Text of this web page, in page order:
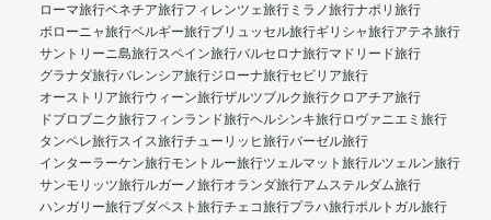
ローマ旅行ベネチア旅行フィレンツェ旅行 ミラノ旅行ナポリ旅行
ボローニャ旅行ベルギー旅行ブリュッセル旅行ギリシャ旅行アテネ旅行
サントリーニ島旅行スペイン旅行バルセロナ旅行マドリード旅行
グラナダ旅行バレンシア旅行ジローナ旅行セビリア旅行
オーストリア旅行ウィーン旅行ザルツブルク旅行クロアチア旅行
ドブロブニク旅行フィンランド旅行ヘルシンキ旅行ロヴァニエミ旅行
タンペレ旅行スイス旅行チューリッヒ旅行バーゼル旅行
インターラーケン旅行モントルー旅行ツェルマット旅行ルツェルン旅行
サンモリッツ旅行ルガーノ旅行オランダ旅行アムステルダム旅行
ハンガリー旅行ブダペスト旅行チェコ旅行プラハ旅行ポルトガル旅行